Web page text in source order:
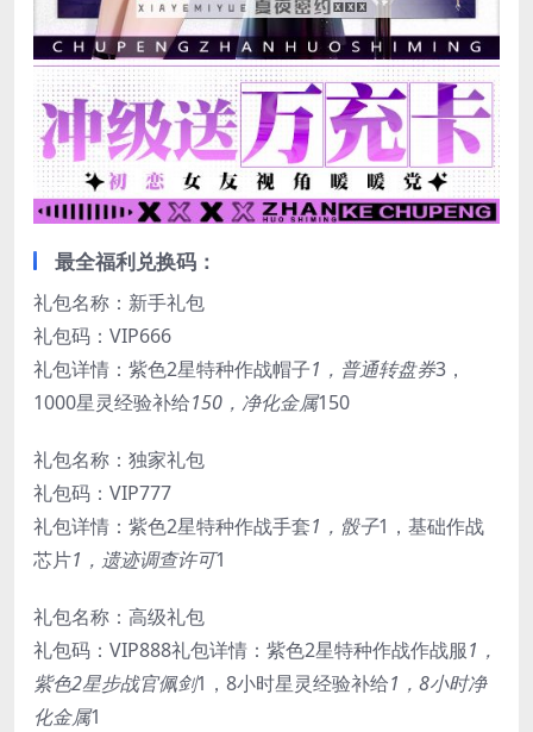
最全福利兑换码：
礼包名称：新手礼包
礼包码：VIP666
礼包详情：紫色2星特种作战帽子1，普通转盘券3，
1000星灵经验补给150，净化金属150
礼包名称：独家礼包
礼包码：VIP777
礼包详情：紫色2星特种作战手套1，骰子1，基础作战
芯片1，遗迹调查许可1
礼包名称：高级礼包
礼包码：VIP888礼包详情：紫色2星特种作战作战服1，
紫色2星步战官佩剑1，8小时星灵经验补给1，8小时净
化金属1